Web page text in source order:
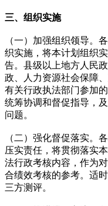
三、组织实施
（一）加强组织领导。
织实施，将本计划组织
告。县级以上地方人民
政、人力资源社会保障、
有关行政执法部门参加
统筹协调和督促指导，
问题。
（二）强化督促落实。
压实责任，将贯彻落实
法行政考核内容，作为
合绩效考核的参考。适
三方测评。